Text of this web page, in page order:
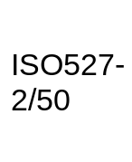
ISO527-
2/50